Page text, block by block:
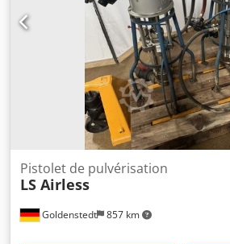
Goldenstedt 857 km
Pistolet de pulvérisation
LS Airless